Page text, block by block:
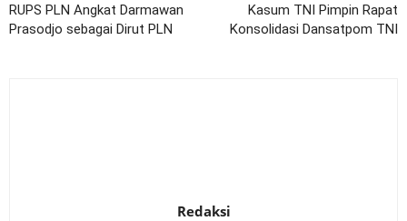
RUPS PLN Angkat Darmawan
Prasodjo sebagai Dirut PLN
Kasum TNI Pimpin Rapat
Konsolidasi Dansatpom TNI
Redaksi